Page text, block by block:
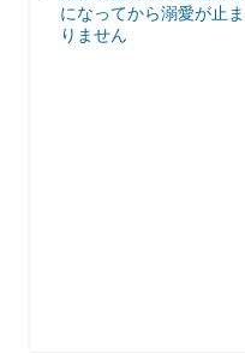
になってから溺愛が止ま
りません